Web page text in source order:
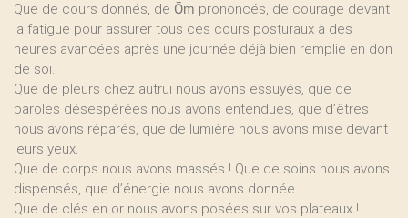
Que de cours donnés, de Ōṁ prononcés, de courage devant
la fatigue pour assurer tous ces cours posturaux à des
heures avancées après une journée déjà bien remplie en don
de soi.
Que de pleurs chez autrui nous avons essuyés, que de
paroles désespérées nous avons entendues, que d’êtres
nous avons réparés, que de lumière nous avons mise devant
leurs yeux.
Que de corps nous avons massés ! Que de soins nous avons
dispensés, que d’énergie nous avons donnée.
Que de clés en or nous avons posées sur vos plateaux !